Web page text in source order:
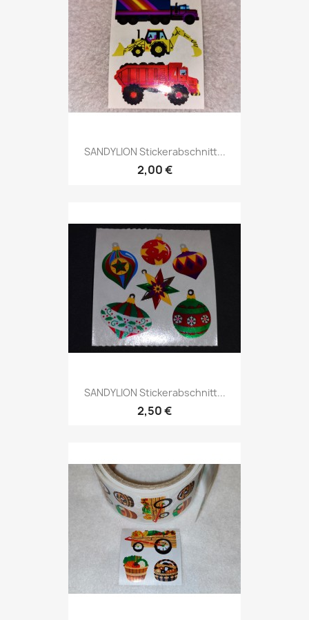
SANDYLION Stickerabschnitt...
2,00 €
SANDYLION Stickerabschnitt...
2,50 €